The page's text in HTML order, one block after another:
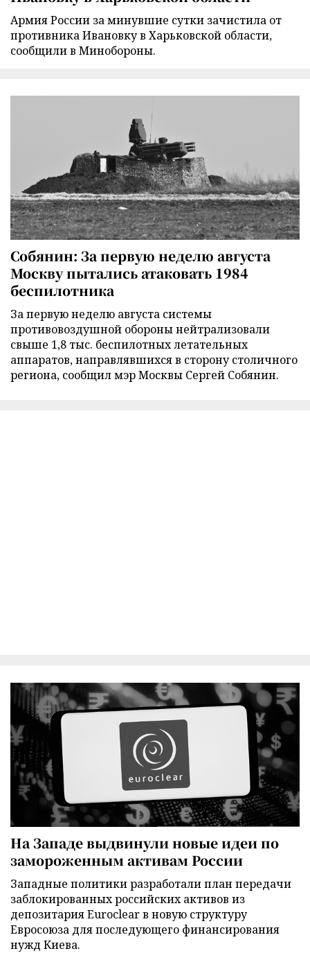
Армия России за минувшие сутки зачистила от
противника Ивановку в Харьковской области,
сообщили в Минобороны.
Собянин: За первую неделю августа
Москву пытались атаковать 1984
беспилотника
За первую неделю августа системы
противовоздушной обороны нейтрализовали
свыше 1,8 тыс. беспилотных летательных
аппаратов, направлявшихся в сторону столичного
региона, сообщил мэр Москвы Сергей Собянин.
На Западе выдвинули новые идеи по
замороженным активам России
Западные политики разработали план передачи
заблокированных российских активов из
депозитария Euroclear в новую структуру
Евросоюза для последующего финансирования
нужд Киева.